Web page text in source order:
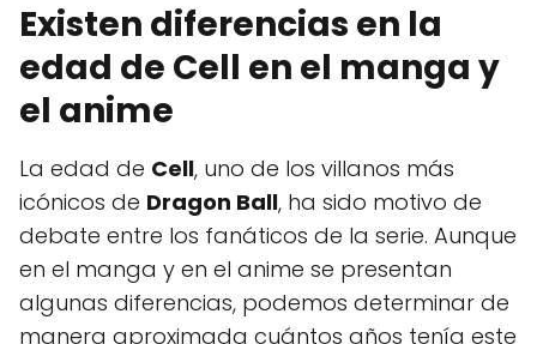
Existen diferencias en la
edad de Cell en el manga y
el anime
La edad de Cell, uno de los villanos más
icónicos de Dragon Ball, ha sido motivo de
debate entre los fanáticos de la serie. Aunque
en el manga y en el anime se presentan
algunas diferencias, podemos determinar de
manera aproximada cuántos años tenía este